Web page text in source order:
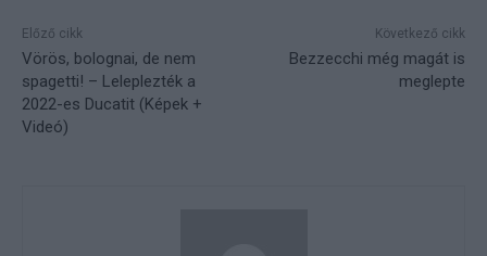
Előző cikk
Vörös, bolognai, de nem
spagetti! – Leleplezték a
2022-es Ducatit (Képek +
Videó)
Következő cikk
Bezzecchi még magát is
meglepte